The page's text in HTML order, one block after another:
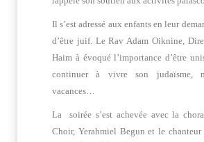
Il s’est adressé aux enfants en leur
d’être juif. Le Rav Adam Oiknine,
Haim à évoqué l’importance d’être
continuer à vivre son judaïsme,
vacances…
La soirée s’est achevée avec la
Choir, Yerahmiel Begun et le